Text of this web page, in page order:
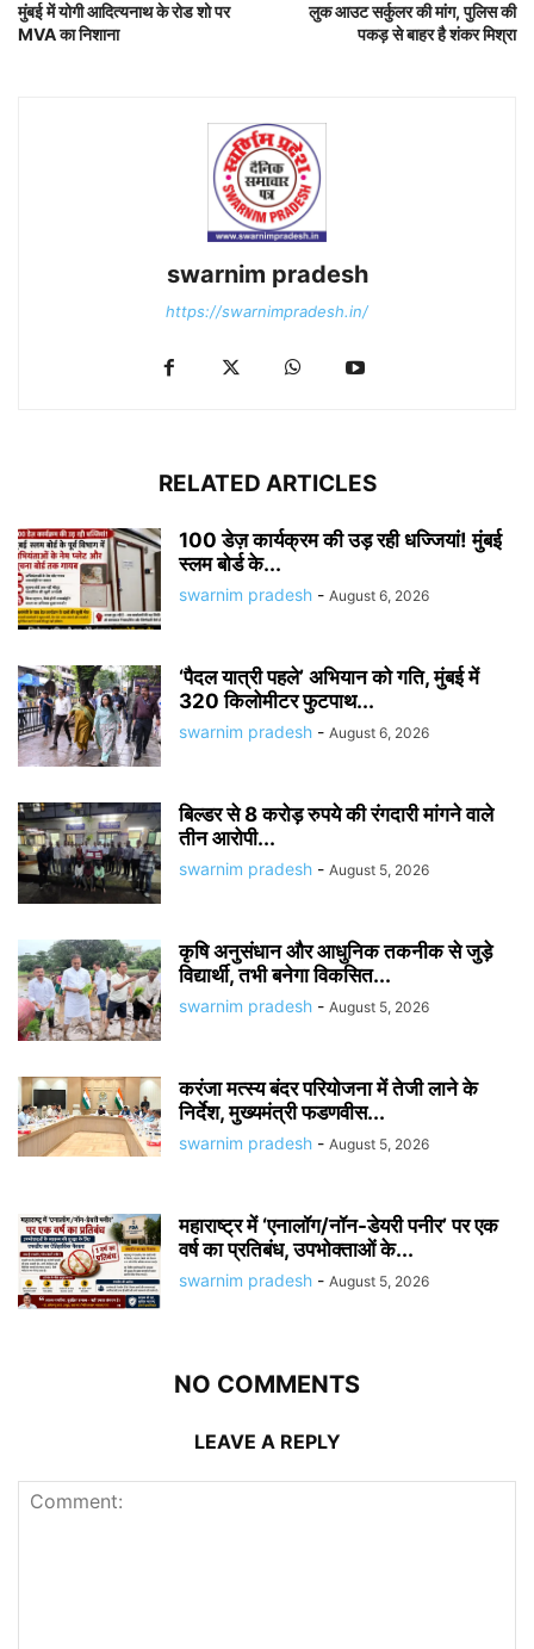
मुंबई में योगी आदित्यनाथ के रोड शो पर
MVA का निशाना
लुक आउट सर्कुलर की मांग, पुलिस की
पकड़ से बाहर है शंकर मिश्रा
swarnim pradesh
https://swarnimpradesh.in/
RELATED ARTICLES
100 डेज़ कार्यक्रम की उड़ रही धज्जियां! मुंबई
स्लम बोर्ड के...
swarnim pradesh - August 6, 2026
‘पैदल यात्री पहले’ अभियान को गति, मुंबई में
320 किलोमीटर फुटपाथ...
swarnim pradesh - August 6, 2026
बिल्डर से 8 करोड़ रुपये की रंगदारी मांगने वाले
तीन आरोपी...
swarnim pradesh - August 5, 2026
कृषि अनुसंधान और आधुनिक तकनीक से जुड़े
विद्यार्थी, तभी बनेगा विकसित...
swarnim pradesh - August 5, 2026
करंजा मत्स्य बंदर परियोजना में तेजी लाने के
निर्देश, मुख्यमंत्री फडणवीस...
swarnim pradesh - August 5, 2026
महाराष्ट्र में ‘एनालॉग/नॉन-डेयरी पनीर’ पर एक
वर्ष का प्रतिबंध, उपभोक्ताओं के...
swarnim pradesh - August 5, 2026
NO COMMENTS
LEAVE A REPLY